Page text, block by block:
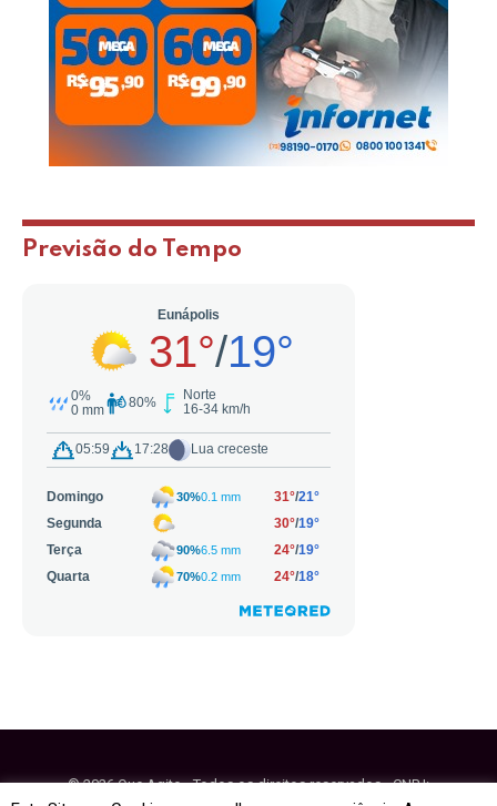
Previsão do Tempo
© 2026 Que Agito - Todos os direitos reservados - CNPJ: